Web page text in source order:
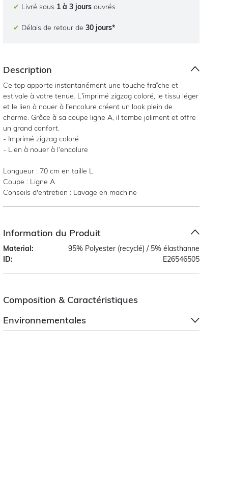
✔ Livré sous 1 à 3 jours ouvrés
✔ Délais de retour de30 jours*
Description
Ce top apporte instantanément une touche fraîche et
estivale à votre tenue. L’imprimé zigzag coloré, le tissu léger
et le lien à nouer à l’encolure créent un look plein de
charme. Grâce à sa coupe ligne A, il tombe joliment et offre
un grand confort.
- Imprimé zigzag coloré
- Lien à nouer à l’encolure
Longueur : 70 cm en taille L
Coupe : Ligne A
Conseils d'entretien : Lavage en machine
Information du Produit
Material:
95% Polyester (recyclé) / 5% élasthanne
ID:
E26546505
Composition & Caractéristiques
Environnementales